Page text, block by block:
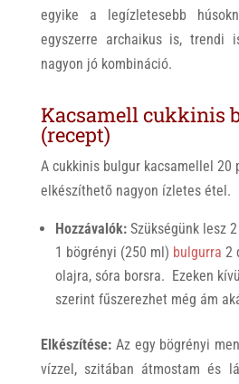
egyike a legízletesebb
egyszerre archaikus is, trendi
nagyon jó kombináció.
Kacsamell cukkinis
(recept)
A cukkinis bulgur kacsamellel 20
elkészíthető nagyon ízletes étel.
Hozzávalók:Szükségünk lesz
1 bögrényi (250 ml) bulgurra 2
olajra, sóra borsra. Ezeken
szerint fűszerezhet még ám
Elkészítése:Az egy bögrényi
vízzel, szitában átmostam és